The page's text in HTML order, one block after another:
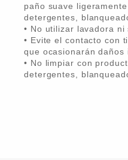
paño suave
detergentes,
• No utilizar lavadora ni
• Evite el contacto con
que ocasionarán
• No limpiar con
detergentes,